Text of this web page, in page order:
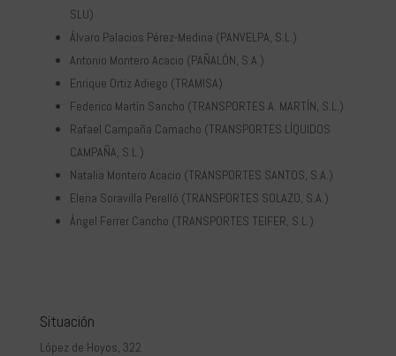
SLU)
Álvaro Palacios Pérez-Medina (PANVELPA, S.L.)
Antonio Montero Acacio (PAÑALÓN, S.A.)
Enrique Ortiz Adiego (TRAMISA)
Federico Martín Sancho (TRANSPORTES A. MARTÍN, S.L.)
Rafael Campaña Camacho (TRANSPORTES LÍQUIDOS
CAMPAÑA, S.L.)
Natalia Montero Acacio (TRANSPORTES SANTOS, S.A.)
Elena Soravilla Perelló (TRANSPORTES SOLAZO, S.A.)
Ángel Ferrer Cancho (TRANSPORTES TEIFER, S.L.)
Situación
López de Hoyos, 322